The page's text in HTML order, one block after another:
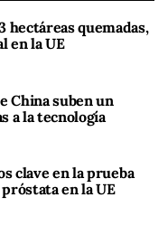
hectáreas quemadas,
en la UE
China suben un
a la tecnología
clave en la prueba
en la UE